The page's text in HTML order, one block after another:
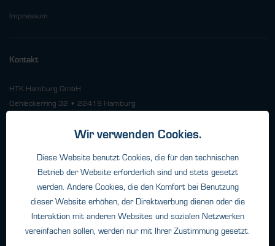
Impressum
Kontakt
HTK Hamburg GmbH
Oehleckerring 32 • 22419 Hamburg
Fax: +49 (0)40 - 600 38 38 - 99
Weitere Standorte
Über HTK
Wir verwenden Cookies.
Diese Website benutzt Cookies, die für den technischen
Betrieb der Website erforderlich sind und stets gesetzt
werden. Andere Cookies, die den Komfort bei Benutzung
dieser Website erhöhen, der Direktwerbung dienen oder die
Interaktion mit anderen Websites und sozialen Netzwerken
vereinfachen sollen, werden nur mit Ihrer Zustimmung gesetzt.